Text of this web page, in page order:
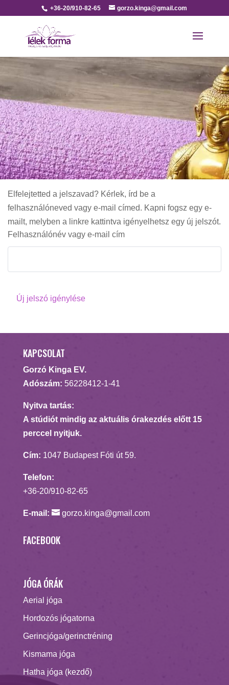
+36-20/910-82-65 gorzo.kinga@gmail.com
Elfelejtetted a jelszavad? Kérlek, írd be a
felhasználóneved vagy e-mail címed. Kapni fogsz egy e-
mailt, melyben a linkre kattintva igényelhetsz egy új jelszót.
Felhasználónév vagy e-mail cím
Új jelszó igénylése
KAPCSOLAT
Gorzó Kinga EV.
Adószám: 56228412-1-41
Nyitva tartás:
A stúdiót mindig az aktuális órakezdés előtt 15
perccel nyitjuk.
Cím: 1047 Budapest Fóti út 59.
Telefon:
+36-20/910-82-65
E-mail: gorzo.kinga@gmail.com
FACEBOOK
JÓGA ÓRÁK
Aerial jóga
Hordozós jógatorna
Gerincjóga/gerinctréning
Kismama jóga
Hatha jóga (kezdő)